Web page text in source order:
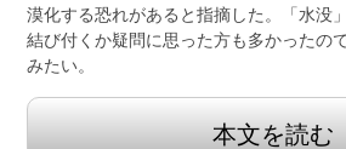
漠化する恐れがあると指摘した。「水没
結び付くか疑問に思った方も多かったの
みたい。
本文を読む